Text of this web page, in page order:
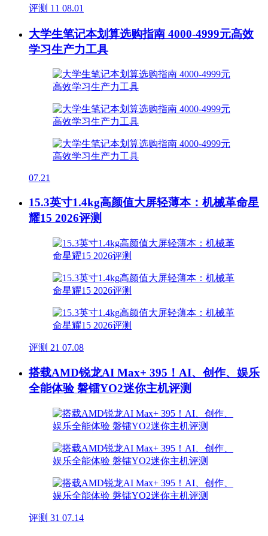
评测 11 08.01
大学生笔记本划算选购指南 4000-4999元高效
学习生产力工具
07.21
15.3英寸1.4kg高颜值大屏轻薄本：机械革命星
耀15 2026评测
评测 21 07.08
搭载AMD锐龙AI Max+ 395！AI、创作、娱乐
全能体验 磐镭YO2迷你主机评测
评测 31 07.14